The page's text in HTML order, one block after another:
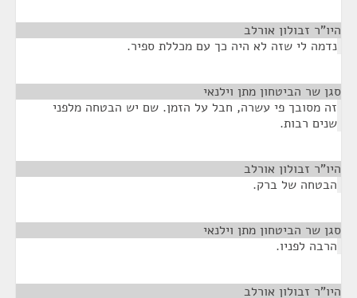
היו"ר זבולון אורלב
נדמה לי שזה לא היה כך עם מכללת ספיר.
סגן שר הביטחון מתן וילנאי
זה מסובך פי עשרה, חבל על הזמן. שם יש הבטחה מלפני
שנים רבות.
היו"ר זבולון אורלב
הבטחה של ברק.
סגן שר הביטחון מתן וילנאי
הרבה לפניו.
היו"ר זבולון אורלב